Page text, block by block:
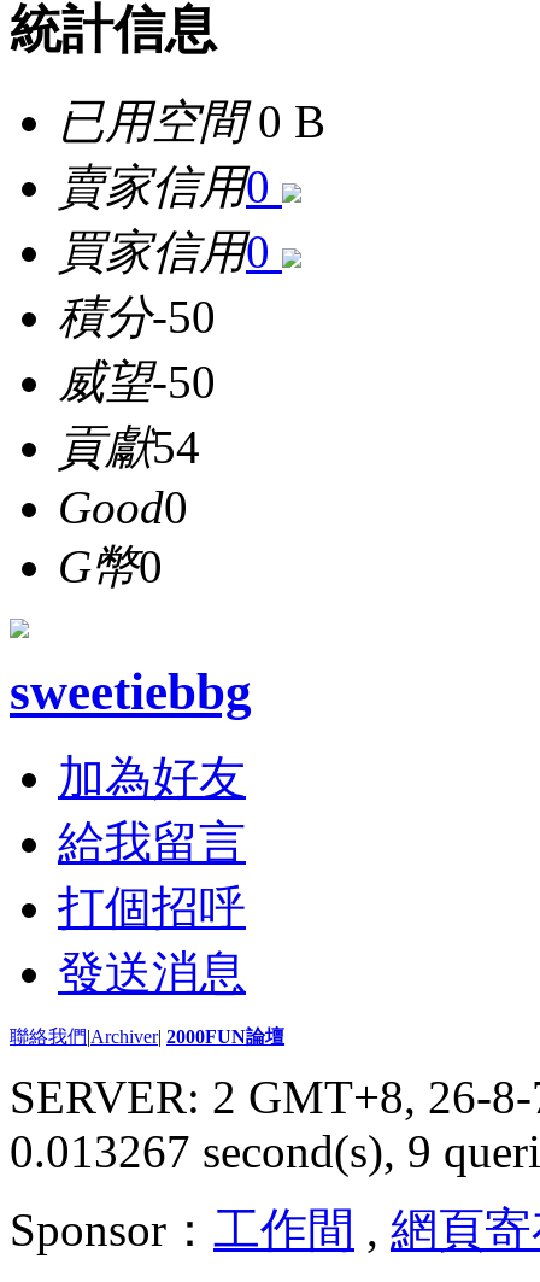
統計信息
已用空間0 B
賣家信用0
買家信用0
積分-50
威望-50
貢獻54
Good0
G幣0
sweetiebbg
加為好友
給我留言
打個招呼
發送消息
聯絡我們|Archiver| 2000FUN論壇
SERVER: 2 GMT+8, 26-
0.013267 second(s), 9
Sponsor： 工作間 , 網頁